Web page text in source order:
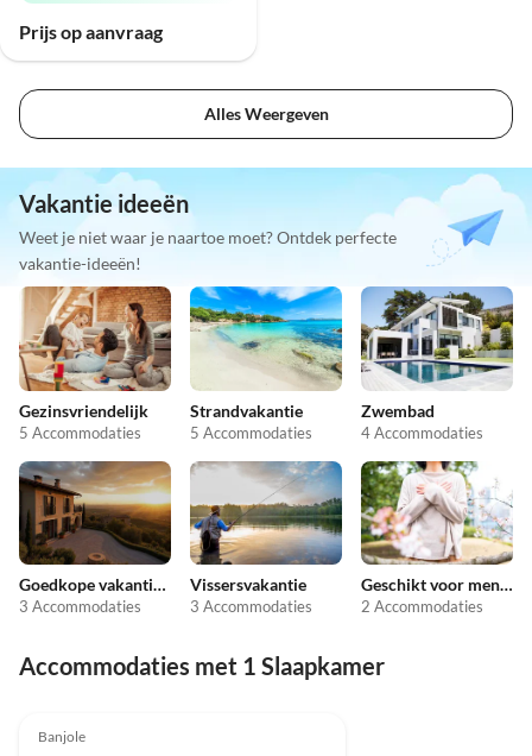
Prijs op aanvraag
Alles Weergeven
Vakantie ideeën
Weet je niet waar je naartoe moet? Ontdek perfecte
vakantie-ideeën!
Gezinsvriendelijk
5 Accommodaties
Strandvakantie
5 Accommodaties
Zwembad
4 Accommodaties
Goedkope vakantieappartementen
3 Accommodaties
Vissersvakantie
3 Accommodaties
Geschikt voor mensen met allergieën
2 Accommodaties
Accommodaties met 1 Slaapkamer
Banjole